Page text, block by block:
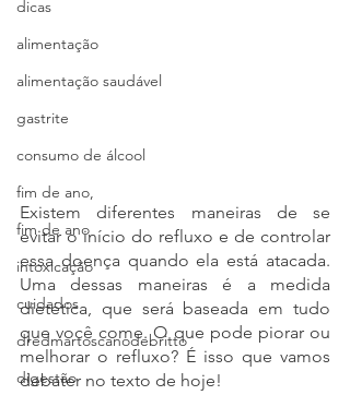
dicas
alimentação
alimentação saudável
gastrite
consumo de álcool
fim de ano,
fim de ano
intoxicação
cuidados
dredmartoscanodebritto
digestão
Existem diferentes maneiras de se
evitar o início do refluxo e de controlar
essa doença quando ela está atacada.
Uma dessas maneiras é a medida
dietética, que será baseada em tudo
que você come. O que pode piorar ou
melhorar o refluxo? É isso que vamos
debater no texto de hoje!